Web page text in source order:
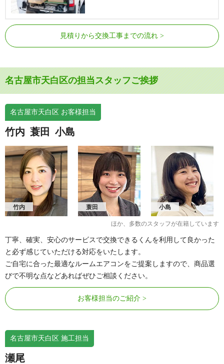
見積りから交換工事までの流れ
名古屋市天白区の担当スタッフご挨拶
名古屋市天白区 お客様担当
竹内 蓑田 小島
竹内 蓑田 小島
ほか、多数のスタッフが在籍しています
丁寧、確実、安心のサービスで交換できるくんを利用して良かった
と必ず感じていただける対応をいたします。
ご自宅に合った最適なルームエアコンをご提案しますので、商品選
びで不明な点などあればぜひご相談ください。
お客様担当のご紹介
名古屋市天白区 施工担当
瀬尾